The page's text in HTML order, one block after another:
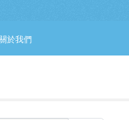
於我們